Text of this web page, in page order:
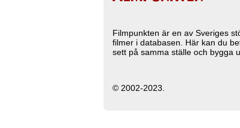
Filmpunkten är en av Sveriges
filmer i databasen. Här kan du
sett på samma ställe och bygga
© 2002-2023.